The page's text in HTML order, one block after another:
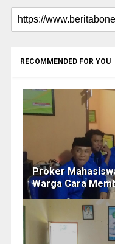
RECOMMENDED FOR YOU
Proker
Warga Cara